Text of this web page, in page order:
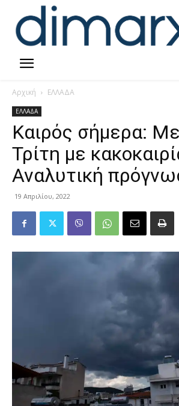
Αρχική ΕΛΛΑΔΑ
ΕΛΛΑΔΑ
Καιρός σήμερα:
Τρίτη με
Αναλυτική
19 Απριλίου, 2022